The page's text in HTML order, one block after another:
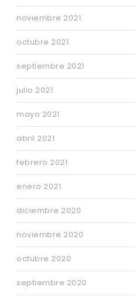
noviembre 2021
octubre 2021
septiembre 2021
julio 2021
mayo 2021
abril 2021
febrero 2021
enero 2021
diciembre 2020
noviembre 2020
octubre 2020
septiembre 2020